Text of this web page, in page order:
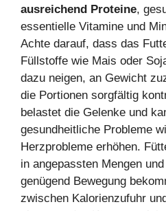
ausreichend Proteine,
essentielle Vitamine und
Achte darauf, dass das
Füllstoffe wie Mais oder
dazu neigen, an Gewicht
die Portionen sorgfältig
belastet die Gelenke und
gesundheitliche Probleme
Herzprobleme erhöhen.
in angepassten Mengen
genügend Bewegung
zwischen Kalorienzufuhr